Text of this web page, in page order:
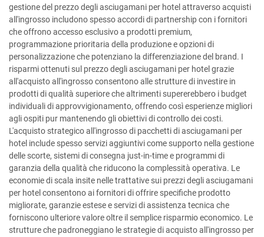
gestione del prezzo degli asciugamani per hotel attraverso acquisti
all'ingrosso includono spesso accordi di partnership con i fornitori
che offrono accesso esclusivo a prodotti premium,
programmazione prioritaria della produzione e opzioni di
personalizzazione che potenziano la differenziazione del brand. I
risparmi ottenuti sul prezzo degli asciugamani per hotel grazie
all'acquisto all'ingrosso consentono alle strutture di investire in
prodotti di qualità superiore che altrimenti supererebbero i budget
individuali di approvvigionamento, offrendo così esperienze migliori
agli ospiti pur mantenendo gli obiettivi di controllo dei costi.
L'acquisto strategico all'ingrosso di pacchetti di asciugamani per
hotel include spesso servizi aggiuntivi come supporto nella gestione
delle scorte, sistemi di consegna just-in-time e programmi di
garanzia della qualità che riducono la complessità operativa. Le
economie di scala insite nelle trattative sui prezzi degli asciugamani
per hotel consentono ai fornitori di offrire specifiche prodotto
migliorate, garanzie estese e servizi di assistenza tecnica che
forniscono ulteriore valore oltre il semplice risparmio economico. Le
strutture che padroneggiano le strategie di acquisto all'ingrosso per